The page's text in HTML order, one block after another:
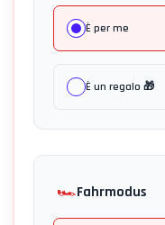
È per me
È un regalo 🎁
🏎️Fahrmodus